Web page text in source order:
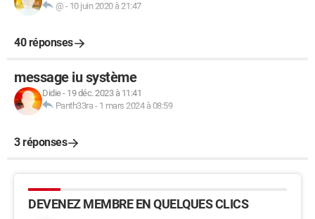
@ - 10 juin 2020 à 21:47
40 réponses
message iu système
Didie- 19 déc. 2023 à 11:41
Panth33ra - 1 mars 2024 à 08:59
3 réponses
DEVENEZ MEMBRE EN QUELQUES CLICS